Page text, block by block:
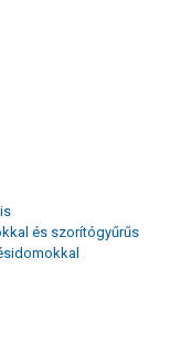
és szorítógyűrűs